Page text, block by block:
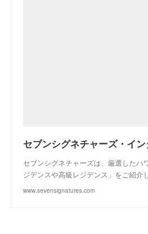
セブンシグネチャーズ・イ
セブンシグネチャーズは、厳選したハ
ジデンスや高級レジデンス」をご紹介
www.sevensignatures.com